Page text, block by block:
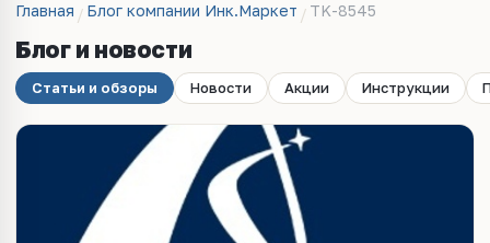
Главная Блог компании Инк.Маркет TK-8545
Блог и новости
Статьи и обзоры Новости Акции Инструкции